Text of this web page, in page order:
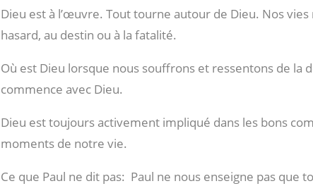
Dieu est à l’œuvre. Tout tourne autour de Dieu. Nos vies
hasard, au destin ou à la fatalité.
Où est Dieu lorsque nous souffrons et ressentons de la
commence avec Dieu.
Dieu est toujours activement impliqué dans les bons
moments de notre vie.
Ce que Paul ne dit pas: Paul ne nous enseigne pas que